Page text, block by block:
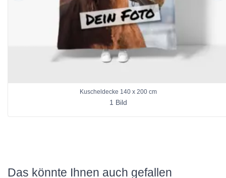
Kuscheldecke 140 x 200 cm
1 Bild
Das könnte Ihnen auch gefallen